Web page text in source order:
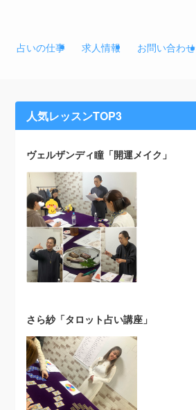
占いの仕事 求人情報 お問い合わせ
人気レッスンTOP3
ヴェルザンディ瞳「開運メイク」
さら紗「タロット占い講座」